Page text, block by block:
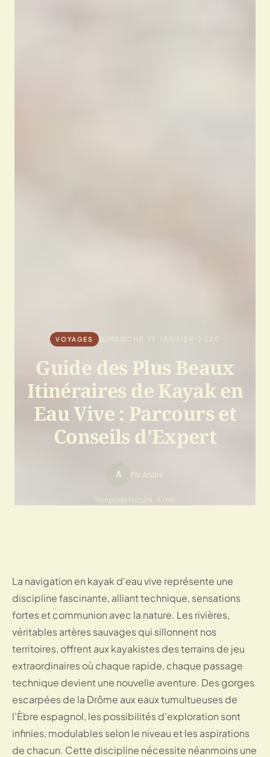
VOYAGES DIMANCHE 19 JANVIER 2025
Guide des Plus Beaux
Itinéraires de Kayak en
Eau Vive : Parcours et
Conseils d'Expert
A Par André
Temps de lecture : 4 min
La navigation en kayak d'eau vive représente une
discipline fascinante, alliant technique, sensations
fortes et communion avec la nature. Les rivières,
véritables artères sauvages qui sillonnent nos
territoires, offrent aux kayakistes des terrains de jeu
extraordinaires où chaque rapide, chaque passage
technique devient une nouvelle aventure. Des gorges
escarpées de la Drôme aux eaux tumultueuses de
l'Èbre espagnol, les possibilités d'exploration sont
infinies, modulables selon le niveau et les aspirations
de chacun. Cette discipline nécessite néanmoins une